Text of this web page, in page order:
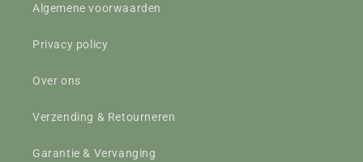
Algemene voorwaarden
Privacy policy
Over ons
Verzending & Retourneren
Garantie & Vervanging